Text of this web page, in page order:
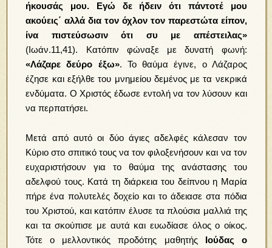
ήκουσάς μου. Εγώ δε ήδειν ότι πάντοτέ μου
ακούεις΄ αλλά δια τον όχλον τον παρεστώτα είπον,
ίνα πιστεύσωσιν ότι συ με απέστειλας»
(Ιωάν.11,41). Κατόπιν φώναξε με δυνατή φωνή:
«Λάζαρε δεύρο έξω». Το θαύμα έγινε, ο Λάζαρος
έζησε και εξήλθε του μνημείου δεμένος με τα νεκρικά
ενδύματα. Ο Χριστός έδωσε εντολή να τον λύσουν και
να περπατήσει.
Μετά από αυτό οι δύο άγιες αδελφές κάλεσαν τον
Κύριο στο σπιτικό τους να τον φιλοξενήσουν και να τον
ευχαριστήσουν για το θαύμα της ανάστασης του
αδελφού τους. Κατά τη διάρκεια του δείπνου η Μαρία
πήρε ένα πολυτελές δοχείο και το άδειασε στα πόδια
του Χριστού, και κατόπιν έλυσε τα πλούσια μαλλιά της
και τα σκούπισε με αυτά και ευωδίασε όλος ο οίκος.
Τότε ο μελλοντικός προδότης μαθητής Ιούδας ο